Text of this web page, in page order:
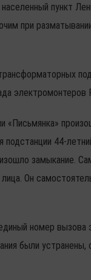
пункт
при
электромонтеров
«Письмянка»
44-
замыкание.
Он
номер вызова
были устранены,